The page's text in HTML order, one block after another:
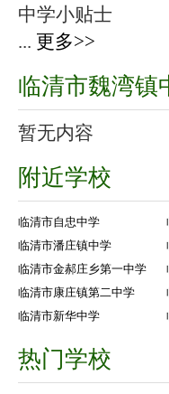
中学小贴士
... 更多>>
临清市魏湾镇
暂无内容
附近学校
临清市自忠中学
临清市潘庄镇中学
临清市金郝庄乡第一中学
临清市康庄镇第二中学
临清市新华中学
热门学校